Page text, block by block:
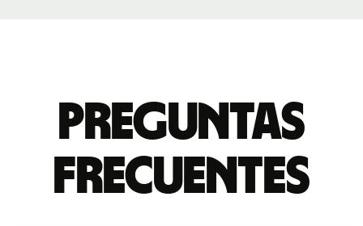
Preguntas
frecuentes